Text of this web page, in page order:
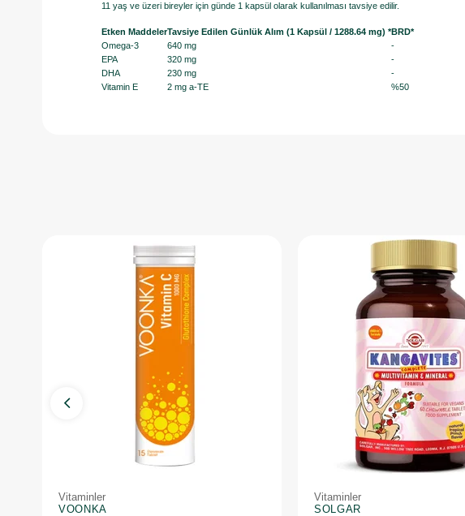
11 yaş ve üzeri bireyler için günde 1 kapsül olarak kullanılması tavsiye edilir.​
Etken MaddelerTavsiye Edilen Günlük Alım (1 Kapsül / 1288.64 mg) *BRD*
Omega-3
640 mg
-
EPA
320 mg
-
DHA
230 mg
-
Vitamin E
2 mg a-TE %50
Vitaminler
VOONKA
Vitaminler
SOLGAR